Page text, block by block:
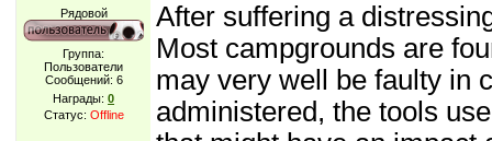
Рядовой
Группа:
Пользователи
Сообщений: 6
Награды:0
Статус: Offline
After suffering a
Most campgrounds are
may very well be faulty in
administered, the tools